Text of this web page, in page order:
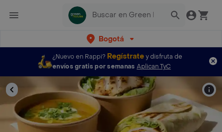
Bogotá
¿Nuevo en Rappi? Regístratey disfruta de
envíos gratis por semanas Aplican TyC